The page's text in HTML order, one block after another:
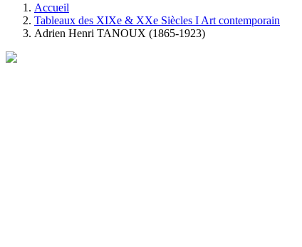
Accueil
Tableaux des XIXe & XXe Siècles I Art contemporain
Adrien Henri TANOUX (1865-1923)